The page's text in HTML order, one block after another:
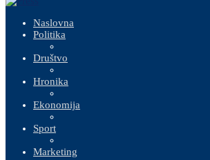
Naslovna
Politika
Društvo
Hronika
Ekonomija
Sport
Marketing